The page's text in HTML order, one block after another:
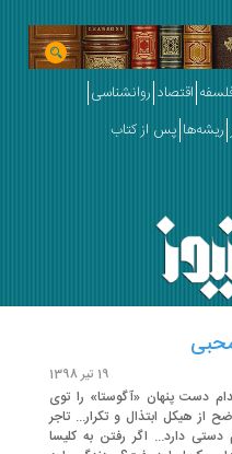
روانشناسی
پس از کتاب
پنهان «آگوستا» را توی
ابتذال و تکرار... تاجر
اگر رفتن به کلیسا